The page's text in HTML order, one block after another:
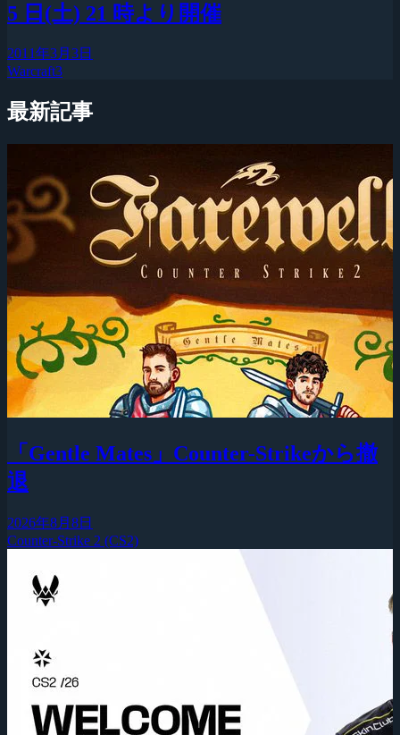
5 日(土) 21 時より開催
2011年3月3日
Warcraft3
最新記事
「Gentle Mates」Counter-Strikeから撤
退
2026年8月8日
Counter-Strike 2 (CS2)